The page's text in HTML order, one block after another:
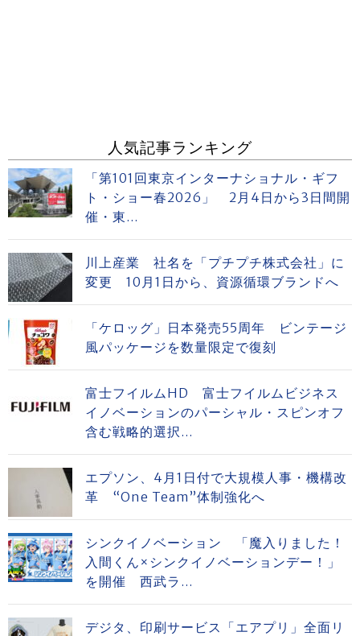
人気記事ランキング
「第101回東京インターナショナル・ギフ
ト・ショー春2026」 2月4日から3日間開
催・東...
川上産業 社名を「プチプチ株式会社」に
変更 10月1日から、資源循環ブランドへ
「ケロッグ」日本発売55周年 ビンテージ
風パッケージを数量限定で復刻
富士フイルムHD 富士フイルムビジネス
イノベーションのパーシャル・スピンオフ
含む戦略的選択...
エプソン、4月1日付で大規模人事・機構改
革 “One Team”体制強化へ
シンクイノベーション 「魔入りました！
入間くん×シンクイノベーションデー！」
を開催 西武ラ...
デジタ、印刷サービス「エアプリ」全面リ